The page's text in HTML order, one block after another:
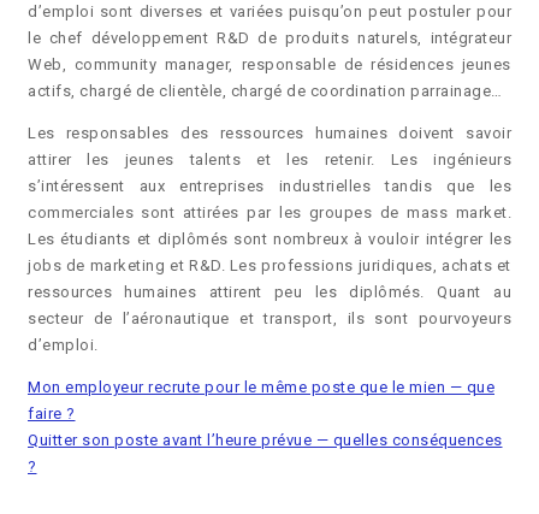
d’emploi sont diverses et variées puisqu’on peut postuler pour
le chef développement R&D de produits naturels, intégrateur
Web, community manager, responsable de résidences jeunes
actifs, chargé de clientèle, chargé de coordination parrainage…
Les responsables des ressources humaines doivent savoir
attirer les jeunes talents et les retenir. Les ingénieurs
s’intéressent aux entreprises industrielles tandis que les
commerciales sont attirées par les groupes de mass market.
Les étudiants et diplômés sont nombreux à vouloir intégrer les
jobs de marketing et R&D. Les professions juridiques, achats et
ressources humaines attirent peu les diplômés. Quant au
secteur de l’aéronautique et transport, ils sont pourvoyeurs
d’emploi.
Mon employeur recrute pour le même poste que le mien — que
faire ?
Quitter son poste avant l’heure prévue — quelles conséquences
?